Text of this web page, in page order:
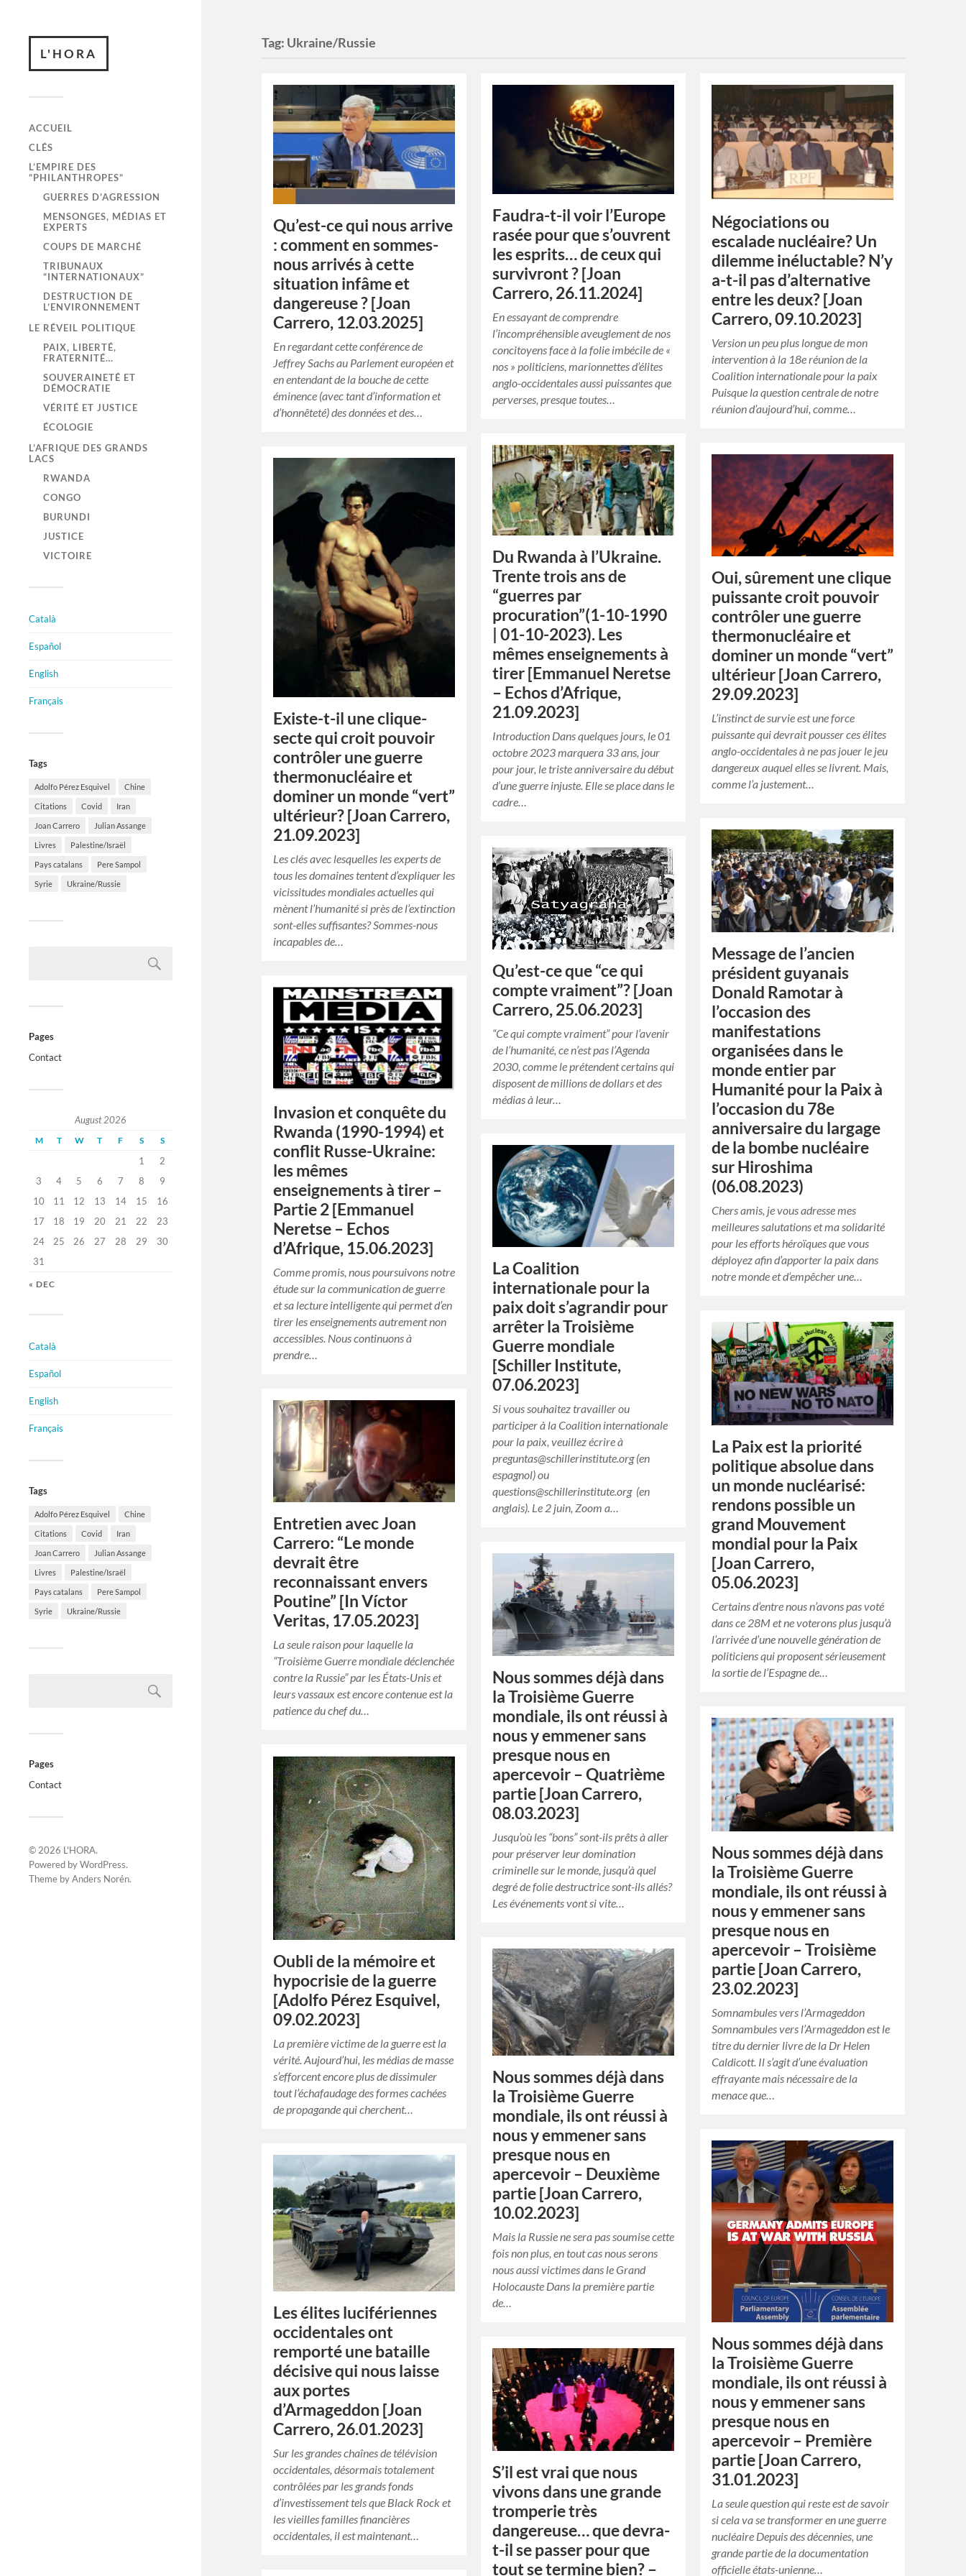
L'HORA
ACCUEIL
CLÉS
L’EMPIRE DES
“PHILANTHROPES”
GUERRES D’AGRESSION
MENSONGES, MÉDIAS ET
EXPERTS
COUPS DE MARCHÉ
TRIBUNAUX
“INTERNATIONAUX”
DESTRUCTION DE
L’ENVIRONNEMENT
LE RÉVEIL POLITIQUE
PAIX, LIBERTÉ,
FRATERNITÉ…
SOUVERAINETÉ ET
DÉMOCRATIE
VÉRITÉ ET JUSTICE
ÉCOLOGIE
L’AFRIQUE DES GRANDS
LACS
RWANDA
CONGO
BURUNDI
JUSTICE
VICTOIRE
Català
Español
English
Français
Tags
Adolfo Pérez Esquivel Chine
Citations Covid Iran
Joan Carrero Julian Assange
Livres Palestine/Israël
Pays catalans Pere Sampol
Syrie Ukraine/Russie
Pages
Contact
August 2026
M T W T F S S
1
2
3
4 5 6 7 8
9
10
11 12 13 14 15
16
17
18 19 20 21 22
23
24
25 26 27 28 29
30
31
« DEC
Català
Español
English
Français
Tags
Adolfo Pérez Esquivel Chine
Citations Covid Iran
Joan Carrero Julian Assange
Livres Palestine/Israël
Pays catalans Pere Sampol
Syrie Ukraine/Russie
Pages
Contact
© 2026 L'HORA.
Powered byWordPress.
Theme byAnders Norén.
Tag: Ukraine/Russie
Qu’est-ce qui nous arrive
: comment en sommes-
nous arrivés à cette
situation infâme et
dangereuse ? [Joan
Carrero, 12.03.2025]
En regardant cette conférence de
Jeffrey Sachs au Parlement européen et
en entendant de la bouche de cette
éminence (avec tant d’information et
d’honnêteté) des données et des…
Faudra-t-il voir l’Europe
rasée pour que s’ouvrent
les esprits… de ceux qui
survivront ? [Joan
Carrero, 26.11.2024]
En essayant de comprendre
l’incompréhensible aveuglement de nos
concitoyens face à la folie imbécile de «
nos » politiciens, marionnettes d’élites
anglo-occidentales aussi puissantes que
perverses, presque toutes…
Négociations ou
escalade nucléaire? Un
dilemme inéluctable? N’y
a-t-il pas d’alternative
entre les deux? [Joan
Carrero, 09.10.2023]
Version un peu plus longue de mon
intervention à la 18e réunion de la
Coalition internationale pour la paix
Puisque la question centrale de notre
réunion d’aujourd’hui, comme…
Du Rwanda à l’Ukraine.
Trente trois ans de
“guerres par
procuration”(1-10-1990
| 01-10-2023). Les
mêmes enseignements à
tirer [Emmanuel Neretse
– Echos d’Afrique,
21.09.2023]
Introduction Dans quelques jours, le 01
octobre 2023 marquera 33 ans, jour
pour jour, le triste anniversaire du début
d’une guerre injuste. Elle se place dans le
cadre…
Oui, sûrement une clique
puissante croit pouvoir
contrôler une guerre
thermonucléaire et
dominer un monde “vert”
ultérieur [Joan Carrero,
29.09.2023]
L’instinct de survie est une force
puissante qui devrait pousser ces élites
anglo-occidentales à ne pas jouer le jeu
dangereux auquel elles se livrent. Mais,
comme l’a justement…
Existe-t-il une clique-
secte qui croit pouvoir
contrôler une guerre
thermonucléaire et
dominer un monde “vert”
ultérieur? [Joan Carrero,
21.09.2023]
Les clés avec lesquelles les experts de
tous les domaines tentent d’expliquer les
vicissitudes mondiales actuelles qui
mènent l’humanité si près de l’extinction
sont-elles suffisantes? Sommes-nous
incapables de…
Message de l’ancien
président guyanais
Donald Ramotar à
l’occasion des
manifestations
organisées dans le
monde entier par
Humanité pour la Paix à
l’occasion du 78e
anniversaire du largage
de la bombe nucléaire
sur Hiroshima
(06.08.2023)
Chers amis, je vous adresse mes
meilleures salutations et ma solidarité
pour les efforts héroïques que vous
déployez afin d’apporter la paix dans
notre monde et d’empêcher une…
Qu’est-ce que “ce qui
compte vraiment”? [Joan
Carrero, 25.06.2023]
“Ce qui compte vraiment” pour l’avenir
de l’humanité, ce n’est pas l’Agenda
2030, comme le prétendent certains qui
disposent de millions de dollars et des
médias à leur…
Invasion et conquête du
Rwanda (1990-1994) et
conflit Russe-Ukraine:
les mêmes
enseignements à tirer –
Partie 2 [Emmanuel
Neretse – Echos
d’Afrique, 15.06.2023]
Comme promis, nous poursuivons notre
étude sur la communication de guerre
et sa lecture intelligente qui permet d’en
tirer les enseignements autrement non
accessibles. Nous continuons à
prendre…
La Coalition
internationale pour la
paix doit s’agrandir pour
arrêter la Troisième
Guerre mondiale
[Schiller Institute,
07.06.2023]
Si vous souhaitez travailler ou
participer à la Coalition internationale
pour la paix, veuillez écrire à
preguntas@schillerinstitute.org (en
espagnol) ou
questions@schillerinstitute.org (en
anglais). Le 2 juin, Zoom a…
La Paix est la priorité
politique absolue dans
un monde nucléarisé:
rendons possible un
grand Mouvement
mondial pour la Paix
[Joan Carrero,
05.06.2023]
Certains d’entre nous n’avons pas voté
dans ce 28M et ne voterons plus jusqu’à
l’arrivée d’une nouvelle génération de
politiciens qui proposent sérieusement
la sortie de l’Espagne de…
Entretien avec Joan
Carrero: “Le monde
devrait être
reconnaissant envers
Poutine” [In Víctor
Veritas, 17.05.2023]
La seule raison pour laquelle la
“Troisième Guerre mondiale déclenchée
contre la Russie” par les États-Unis et
leurs vassaux est encore contenue est la
patience du chef du…
Nous sommes déjà dans
la Troisième Guerre
mondiale, ils ont réussi à
nous y emmener sans
presque nous en
apercevoir – Quatrième
partie [Joan Carrero,
08.03.2023]
Jusqu’où les “bons” sont-ils prêts à aller
pour préserver leur domination
criminelle sur le monde, jusqu’à quel
degré de folie destructrice sont-ils allés?
Les événements vont si vite…
Nous sommes déjà dans
la Troisième Guerre
mondiale, ils ont réussi à
nous y emmener sans
presque nous en
apercevoir – Troisième
partie [Joan Carrero,
23.02.2023]
Somnambules vers l’Armageddon
Somnambules vers l’Armageddon est le
titre du dernier livre de la Dr Helen
Caldicott. Il s’agit d’une évaluation
effrayante mais nécessaire de la
menace que…
Oubli de la mémoire et
hypocrisie de la guerre
[Adolfo Pérez Esquivel,
09.02.2023]
La première victime de la guerre est la
vérité. Aujourd’hui, les médias de masse
s’efforcent encore plus de dissimuler
tout l’échafaudage des formes cachées
de propagande qui cherchent…
Nous sommes déjà dans
la Troisième Guerre
mondiale, ils ont réussi à
nous y emmener sans
presque nous en
apercevoir – Deuxième
partie [Joan Carrero,
10.02.2023]
Mais la Russie ne sera pas soumise cette
fois non plus, en tout cas nous serons
nous aussi victimes dans le Grand
Holocauste Dans la première partie
de…
Nous sommes déjà dans
la Troisième Guerre
mondiale, ils ont réussi à
nous y emmener sans
presque nous en
apercevoir – Première
partie [Joan Carrero,
31.01.2023]
La seule question qui reste est de savoir
si cela va se transformer en une guerre
nucléaire Depuis des décennies, une
grande partie de la documentation
officielle états-unienne…
Les élites lucifériennes
occidentales ont
remporté une bataille
décisive qui nous laisse
aux portes
d’Armageddon [Joan
Carrero, 26.01.2023]
Sur les grandes chaînes de télévision
occidentales, désormais totalement
contrôlées par les grands fonds
d’investissement tels que Black Rock et
les vieilles familles financières
occidentales, il est maintenant…
S’il est vrai que nous
vivons dans une grande
tromperie très
dangereuse… que devra-
t-il se passer pour que
tout se termine bien? –